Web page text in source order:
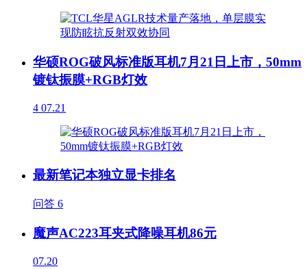
华硕ROG破风标准版耳机7月21日上市，50mm
镀钛振膜+RGB灯效
4 07.21
最新笔记本独立显卡排名
问答 6
魔声AC223耳夹式降噪耳机86元
07.20